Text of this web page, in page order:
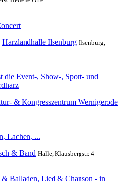
Harzlandhalle Ilsenburg Ilsenburg,
die Event-, Show-, Sport- und
& Kongresszentrum Wernigerode
Lachen, ...
& Band Halle, Klausbergstr. 4
Balladen, Lied & Chanson - in